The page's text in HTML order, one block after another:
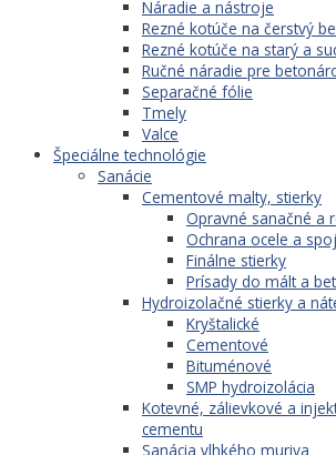
Náradie a nástroje
Rezné kotúče na čerstvý
Rezné kotúče na starý a
Ručné náradie pre
Separačné fólie
Tmely
Valce
Špeciálne technológie
Sanácie
Cementové malty, stierky
Opravné sanačné a
Ochrana ocele a
Finálne stierky
Prísady do mált a
Hydroizolačné stierky a
Kryštalické
Cementové
Bituménové
SMP hydroizolácia
Kotevné, zálievkové a
cementu
Sanácia vlhkého muriva